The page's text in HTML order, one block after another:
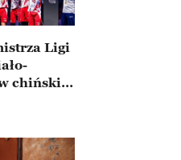
Ligi
chińskim